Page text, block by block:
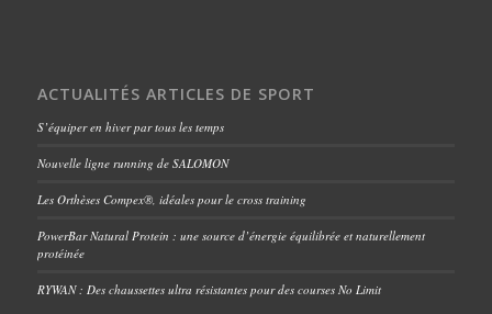
ACTUALITÉS ARTICLES DE SPORT
S’équiper en hiver par tous les temps
Nouvelle ligne running de SALOMON
Les Orthèses Compex®, idéales pour le cross training
PowerBar Natural Protein : une source d’énergie équilibrée et naturellement
protéinée
RYWAN : Des chaussettes ultra résistantes pour des courses No Limit